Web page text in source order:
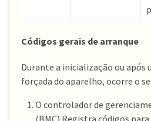
Códigos gerais de arranque
Durante a inicialização ou após
forçada do aparelho, ocorre o
O controlador de